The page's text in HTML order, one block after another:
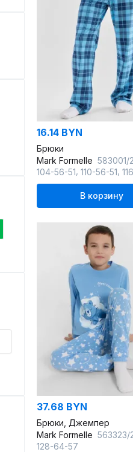
16.14 BYN
Брюки
Mark Formelle 583001/25-35417ПП-0
104-56-51 110-56-51
В корзину
37.68 BYN
Брюки, Джемпер
Mark Formelle 563323/24-30520ПП-0
128-64-57